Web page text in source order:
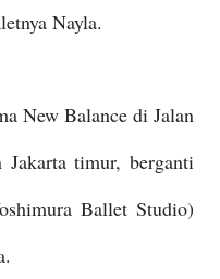
Nayla.
New Balance di Jalan
Jakarta timur, berganti
Ballet Studio)